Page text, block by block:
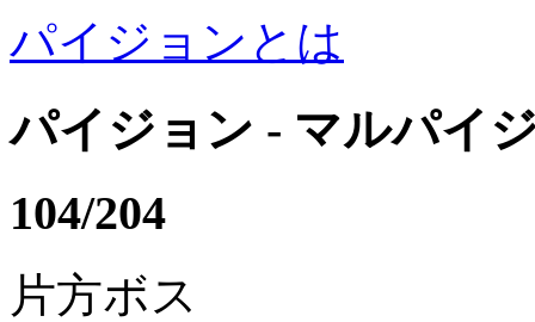
パイジョンとは
パイジョン - マルパイ
104/204
片方ボス